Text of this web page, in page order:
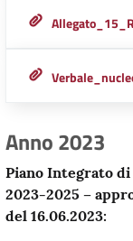
Anno 2023
Piano Integrato di
2023-2025 –
del 16.06.2023: